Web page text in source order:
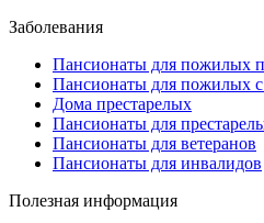
Заболевания
Пансионаты для пожилых
Пансионаты для пожилых
Дома престарелых
Пансионаты для
Пансионаты для ветеранов
Пансионаты для инвалидов
Полезная информация